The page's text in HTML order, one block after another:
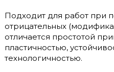
Подходит для работ при
отрицательных
отличается простотой
пластичностью,
технологичностью.